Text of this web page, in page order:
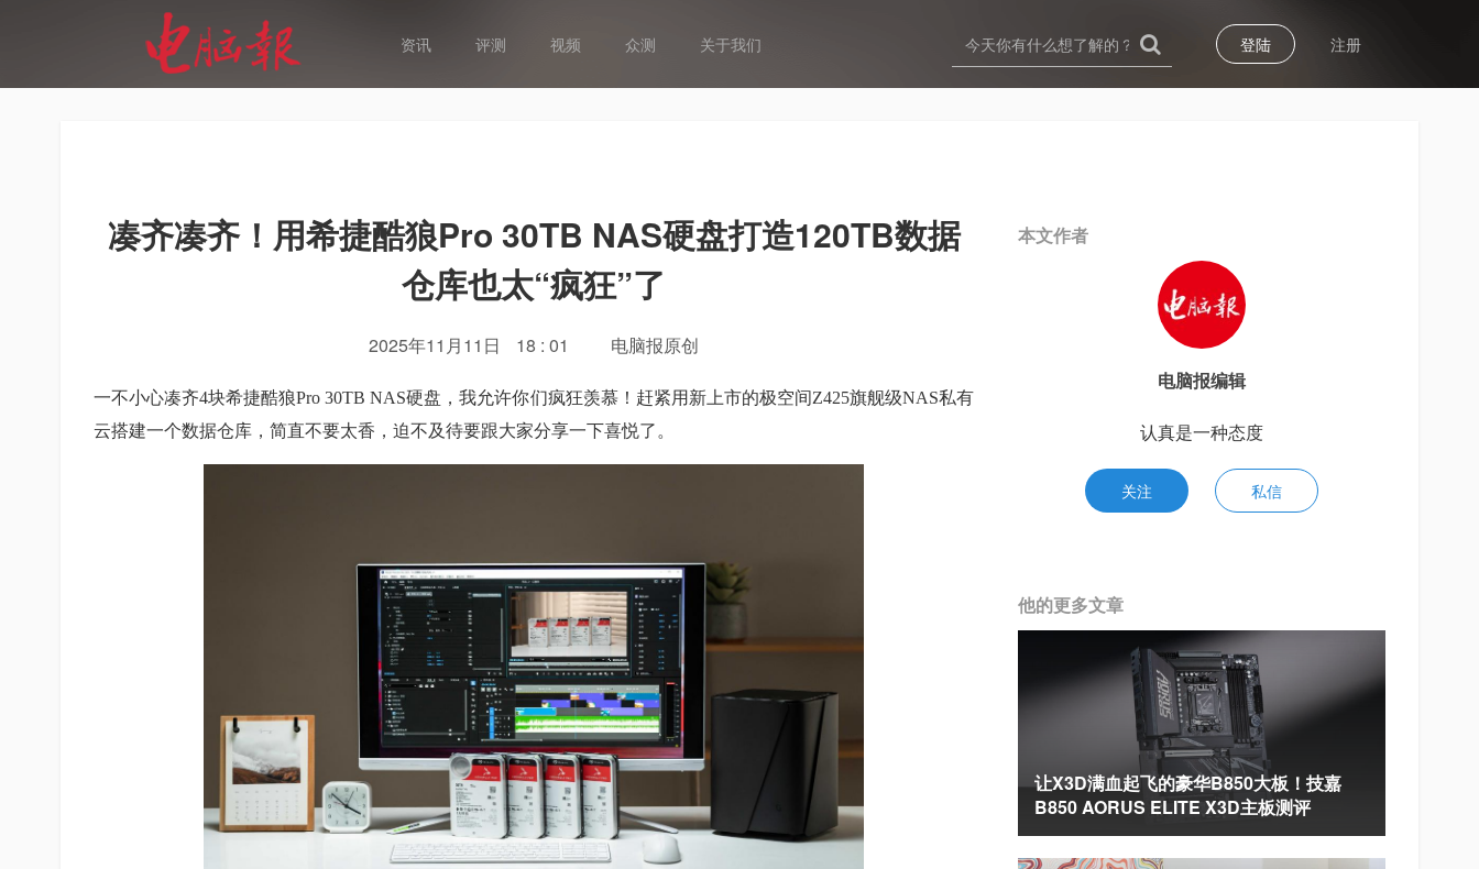
资讯 评测 视频 众测 关于我们 注册
登陆
凑齐凑齐！用希捷酷狼Pro 30TB NAS硬盘打造120TB数据
仓库也太“疯狂”了
2025年11月11日 18 : 01 电脑报原创
一不小心凑齐4块希捷酷狼Pro 30TB NAS硬盘，我允许你们疯狂羡慕！赶紧用新上市的极空间Z425旗舰级NAS私有
云搭建一个数据仓库，简直不要太香，迫不及待要跟大家分享一下喜悦了。
本文作者
电脑报编辑
认真是一种态度
关注 私信
他的更多文章
让X3D满血起飞的豪华B850大板！技嘉
B850 AORUS ELITE X3D主板测评